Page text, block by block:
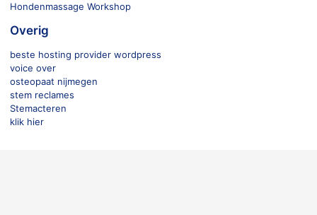
Hondenmassage Workshop
Overig
beste hosting provider wordpress
voice over
osteopaat nijmegen
stem reclames
Stemacteren
klik hier